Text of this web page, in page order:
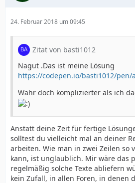
24. Februar 2018 um 09:45
Zitat von basti1012
Nagut .Das ist meine Lösung
https://codepen.io/basti1012/pen/
Wahr doch komplizierter als ich
Anstatt deine Zeit für fertige
solltest du vielleicht mal an deiner
arbeiten. Wie man in zwei Zeilen so
kann, ist unglaublich. Mir wäre das
regelmäßig solche Texte abliefern
kein Zufall, in allen Foren, in denen